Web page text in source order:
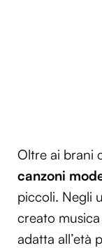
Oltre ai brani
canzoni
piccoli. Negli
creato
adatta all’età